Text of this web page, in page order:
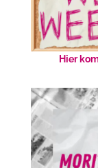
Hier